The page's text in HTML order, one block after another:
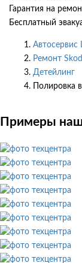
Гарантия на
Бесплатный
Ремонт
Детейлинг
Полировка
Примеры